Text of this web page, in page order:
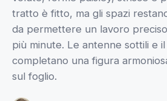
tratto è fitto, ma gli spazi
da permettere un lavoro
più minute. Le antenne sottili e
completano una figura
sul foglio.